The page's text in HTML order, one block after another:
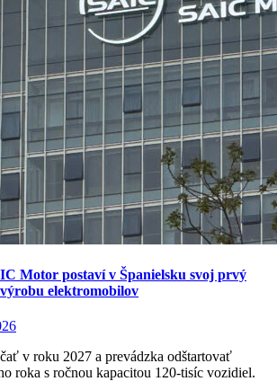
Motor postaví v Španielsku svoj prvý
elektromobilov
roka s ročnou kapacitou 120‑tisíc vozidiel.